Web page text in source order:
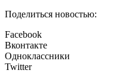
Поделиться новостью:
Facebook
Вконтакте
Одноклассники
Twitter